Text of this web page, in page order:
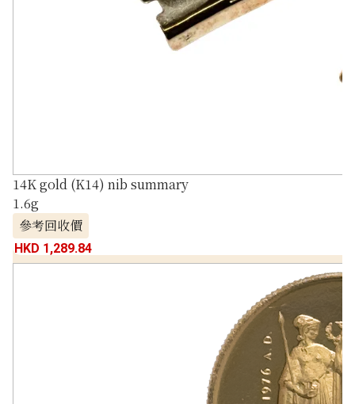
14K gold (K14) nib summary
1.6g
參考回收價
HKD 1,289.84